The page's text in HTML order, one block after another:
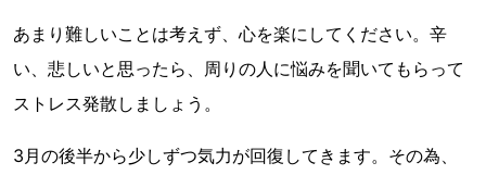
あまり難しいことは考えず、心を楽にしてください。辛
い、悲しいと思ったら、周りの人に悩みを聞いてもらって
ストレス発散しましょう。
3月の後半から少しずつ気力が回復してきます。その為、